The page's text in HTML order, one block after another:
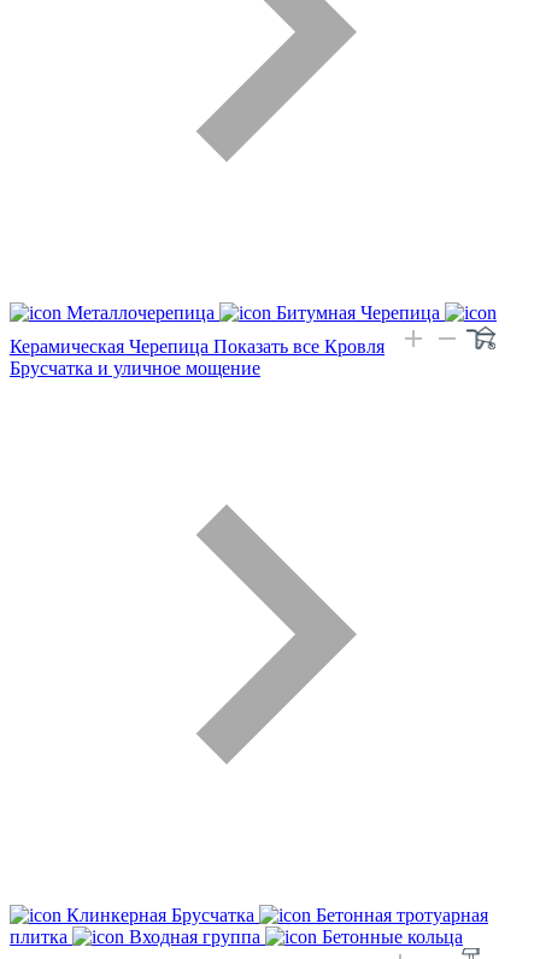
Металлочерепица
Битумная Черепица
Керамическая Черепица Показать все Кровля
Брусчатка и уличное мощение
Клинкерная Брусчатка
Бетонная тротуарная
плитка
Входная группа
Бетонные кольца